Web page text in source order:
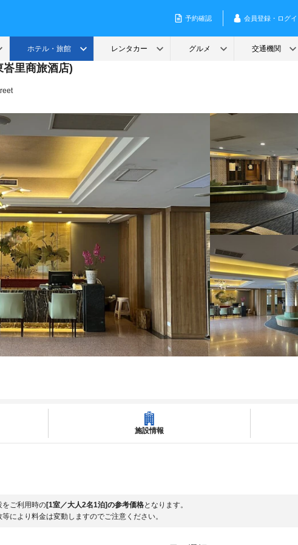
里商旅酒店)
施設情報
をご利用時の[1室／大人2名1泊]の参考価格となります。
により料金は変動しますのでご注意ください。